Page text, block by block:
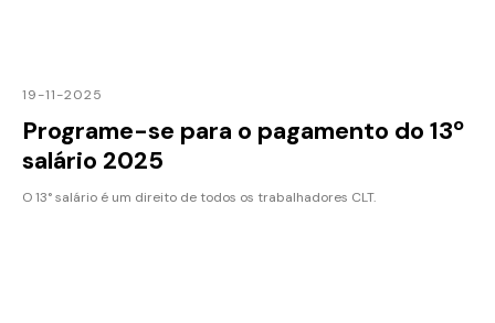
19-11-2025
Programe-se para o pagamento do 13º
salário 2025
O 13° salário é um direito de todos os trabalhadores CLT.